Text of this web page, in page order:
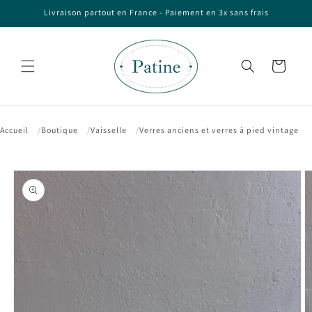
et passerLivraison partout en France - Paiement en 3x sans frais
Panier
Accueil Boutique Vaisselle Verres anciens et verres à pied vintage
Passer aux
informations
produits